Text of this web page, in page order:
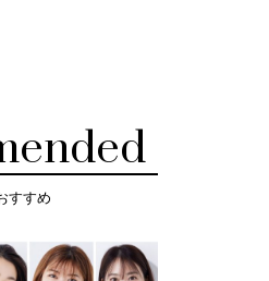
すすめ